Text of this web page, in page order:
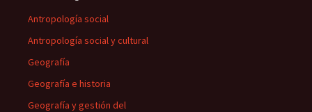
Antropología social
Antropología social y cultural
Geografía
Geografía e historia
Geografía y gestión del